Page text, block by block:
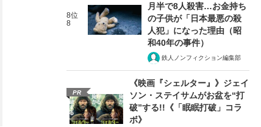
8位
8
月半で8人殺害…お金持ち
の子供が「日本最悪の殺
人犯」になった理由（昭
和40年の事件）
鉄人ノンフィクション編集部
PR
《映画『シェルター』》ジェイ
ソン・ステイサムがお盆を“打
破”する!!《「眠眠打破」コラ
ボ》